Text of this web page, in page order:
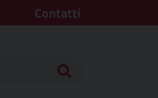
Contatti